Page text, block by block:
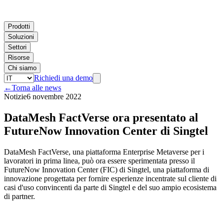
Prodotti
Soluzioni
Settori
Risorse
Chi siamo
Richiedi una demo
←Torna alle news
Notizie6 novembre 2022
DataMesh FactVerse ora presentato al
FutureNow Innovation Center di Singtel
DataMesh FactVerse, una piattaforma Enterprise Metaverse per i
lavoratori in prima linea, può ora essere sperimentata presso il
FutureNow Innovation Center (FIC) di Singtel, una piattaforma di
innovazione progettata per fornire esperienze incentrate sul cliente di
casi d'uso convincenti da parte di Singtel e del suo ampio ecosistema
di partner.